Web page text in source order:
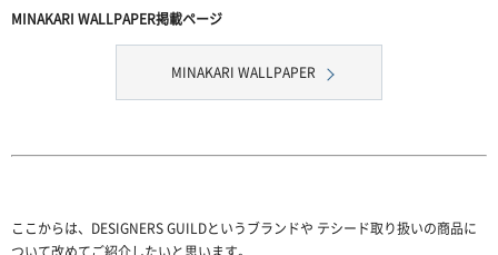
MINAKARI WALLPAPER掲載ページ
MINAKARI WALLPAPER
ここからは、DESIGNERS GUILDというブランドや テシード取り扱いの商品に